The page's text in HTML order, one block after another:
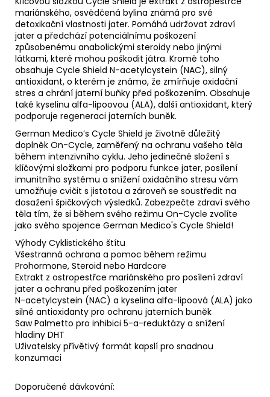
mariánského, osvědčená bylina známá pro své
detoxikační vlastnosti jater. Pomáhá udržovat zdraví
jater a předchází potenciálnímu poškození
způsobenému anabolickými steroidy nebo jinými
látkami, které mohou poškodit játra. Kromě toho
obsahuje Cycle Shield N-acetylcystein (NAC), silný
antioxidant, o kterém je známo, že zmírňuje oxidační
stres a chrání jaterní buňky před poškozením. Obsahuje
také kyselinu alfa-lipoovou (ALA), další antioxidant, který
podporuje regeneraci jaterních buněk.
German Medico’s Cycle Shield je životně důležitý
doplněk On-Cycle, zaměřený na ochranu vašeho těla
během intenzivního cyklu. Jeho jedinečné složení s
klíčovými složkami pro podporu funkce jater, posílení
imunitního systému a snížení oxidačního stresu vám
umožňuje cvičit s jistotou a zároveň se soustředit na
dosažení špičkových výsledků. Zabezpečte zdraví svého
těla tím, že si během svého režimu On-Cycle zvolíte
jako svého spojence German Medico's Cycle Shield!
Výhody Cyklistického štítu
Všestranná ochrana a pomoc během režimu
Prohormone, Steroid nebo Hardcore
Extrakt z ostropestřce mariánského pro posílení zdraví
jater a ochranu před poškozením jater
N-acetylcystein (NAC) a kyselina alfa-lipoová (ALA) jako
silné antioxidanty pro ochranu jaterních buněk
Saw Palmetto pro inhibici 5-a-reduktázy a snížení
hladiny DHT
Uživatelsky přívětivý formát kapslí pro snadnou
konzumaci
Doporučené dávkování: